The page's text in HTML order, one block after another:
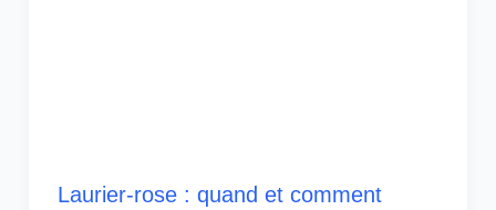
Laurier-rose : quand et comment